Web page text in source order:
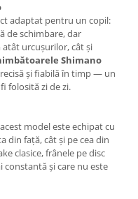
adaptat pentru un copil:
de schimbare, dar
urcușurilor, cât și
Shimano
și fiabilă în timp — un
folosită zi de zi.
model este echipat cu
din față, cât și pe cea din
clasice, frânele pe disc
constantă și care nu este